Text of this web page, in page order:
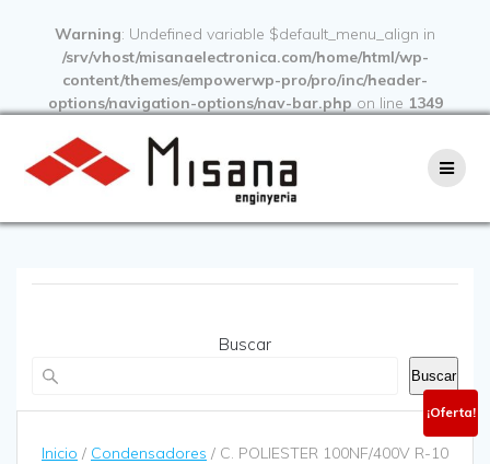
Warning: Undefined variable $default_menu_align in
/srv/vhost/misanaelectronica.com/home/html/wp-
content/themes/empowerwp-pro/pro/inc/header-
options/navigation-options/nav-bar.php on line 1349
Buscar
Buscar
Inicio / Condensadores / C. POLIESTER 100NF/400V R-10
¡Oferta!